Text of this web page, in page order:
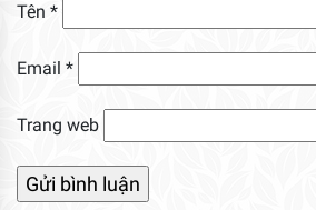
Tên *
Email *
Trang web